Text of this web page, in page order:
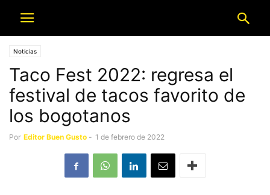
Noticias
Taco Fest 2022: regresa el
festival de tacos favorito de
los bogotanos
Por Editor Buen Gusto - 1 de febrero de 2022